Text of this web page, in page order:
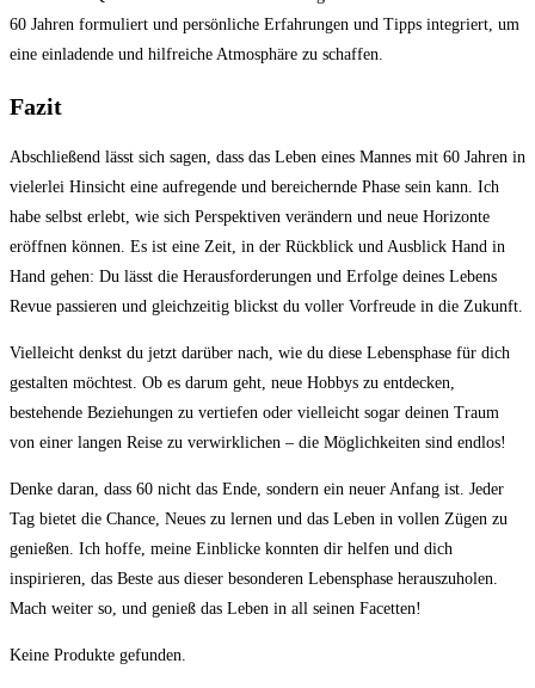
60 Jahren formuliert und ⁤persönliche Erfahrungen und Tipps integriert, ⁣um
eine einladende und​ hilfreiche Atmosphäre ​zu schaffen.
Fazit
Abschließend lässt sich​ sagen, dass das Leben eines Mannes⁤ mit 60 ⁣Jahren in
⁣vielerlei​ Hinsicht eine aufregende⁣ und bereichernde Phase sein ​kann. ⁢Ich
habe ⁢selbst​ erlebt, wie sich⁣ Perspektiven ⁤verändern und neue Horizonte
⁢eröffnen können.‌ Es ‍ist eine Zeit, in der Rückblick ⁤und​ Ausblick Hand in
Hand gehen: ⁣Du lässt die Herausforderungen‌ und Erfolge deines Lebens
Revue passieren ‌und gleichzeitig blickst du voller Vorfreude in die Zukunft.
Vielleicht⁢ denkst‌ du jetzt darüber nach, ⁤wie du ‍diese Lebensphase für dich
gestalten ⁢möchtest. Ob es ‌darum geht, ‍neue Hobbys zu entdecken,
bestehende Beziehungen zu vertiefen ⁣oder vielleicht⁤ sogar ⁢deinen Traum
von einer langen ‌Reise zu verwirklichen – die Möglichkeiten sind endlos!
Denke daran, dass 60 nicht das Ende, sondern ein neuer ⁢Anfang ist. Jeder
Tag bietet ‍die ‍Chance, ​Neues zu⁤ lernen und das Leben in vollen⁤ Zügen zu
genießen. Ich hoffe, meine Einblicke konnten dir⁣ helfen ⁤und dich
inspirieren, das Beste aus dieser besonderen‌ Lebensphase herauszuholen.
Mach weiter ⁢so, und genieß das Leben in all ⁤seinen Facetten!
Keine Produkte gefunden.